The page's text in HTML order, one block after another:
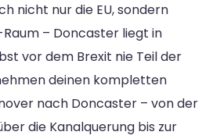
nicht nur die EU, sondern
– Doncaster liegt in
vor dem Brexit nie Teil der
deinen kompletten
nach Doncaster – von der
die Kanalquerung bis zur